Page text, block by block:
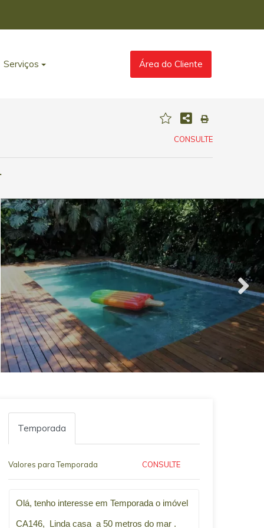
Serviços Área do Cliente
CONSULTE
Temporada
Valores para Temporada CONSULTE